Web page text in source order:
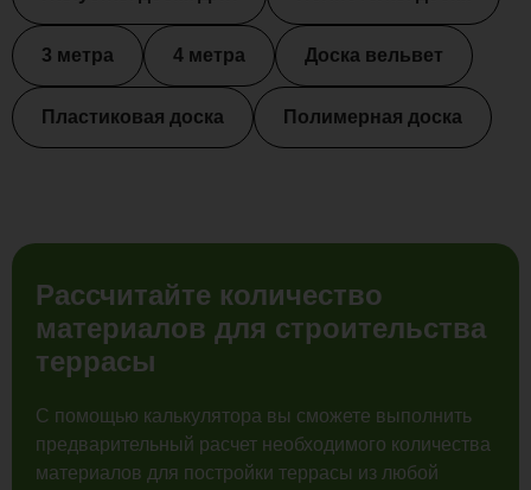
3 метра 4 метра Доска вельвет
Пластиковая доска Полимерная доска
Рассчитайте количество
материалов для строительства
террасы
С помощью калькулятора вы сможете выполнить
предварительный расчет необходимого количества
материалов для постройки террасы из любой